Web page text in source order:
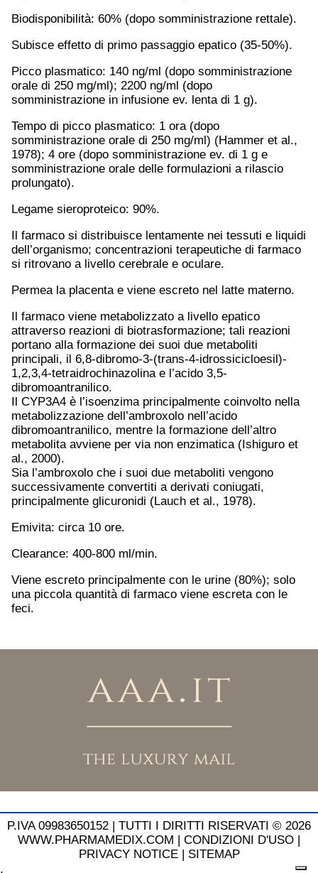
Biodisponibilità: 60% (dopo somministrazione rettale).
Subisce effetto di primo passaggio epatico (35-50%).
Picco plasmatico: 140 ng/ml (dopo somministrazione
orale di 250 mg/ml); 2200 ng/ml (dopo
somministrazione in infusione ev. lenta di 1 g).
Tempo di picco plasmatico: 1 ora (dopo
somministrazione orale di 250 mg/ml) (Hammer et al.,
1978); 4 ore (dopo somministrazione ev. di 1 g e
somministrazione orale delle formulazioni a rilascio
prolungato).
Legame sieroproteico: 90%.
Il farmaco si distribuisce lentamente nei tessuti e liquidi
dell’organismo; concentrazioni terapeutiche di farmaco
si ritrovano a livello cerebrale e oculare.
Permea la placenta e viene escreto nel latte materno.
Il farmaco viene metabolizzato a livello epatico
attraverso reazioni di biotrasformazione; tali reazioni
portano alla formazione dei suoi due metaboliti
principali, il 6,8-dibromo-3-(trans-4-idrossicicloesil)-
1,2,3,4-tetraidrochinazolina e l’acido 3,5-
dibromoantranilico.
Il CYP3A4 è l’isoenzima principalmente coinvolto nella
metabolizzazione dell’ambroxolo nell’acido
dibromoantranilico, mentre la formazione dell’altro
metabolita avviene per via non enzimatica (Ishiguro et
al., 2000).
Sia l’ambroxolo che i suoi due metaboliti vengono
successivamente convertiti a derivati coniugati,
principalmente glicuronidi (Lauch et al., 1978).
Emivita: circa 10 ore.
Clearance: 400-800 ml/min.
Viene escreto principalmente con le urine (80%); solo
una piccola quantità di farmaco viene escreta con le
feci.
P.IVA 09983650152 | TUTTI I DIRITTI RISERVATI © 2026
WWW.PHARMAMEDIX.COM | CONDIZIONI D'USO |
PRIVACY NOTICE| SITEMAP